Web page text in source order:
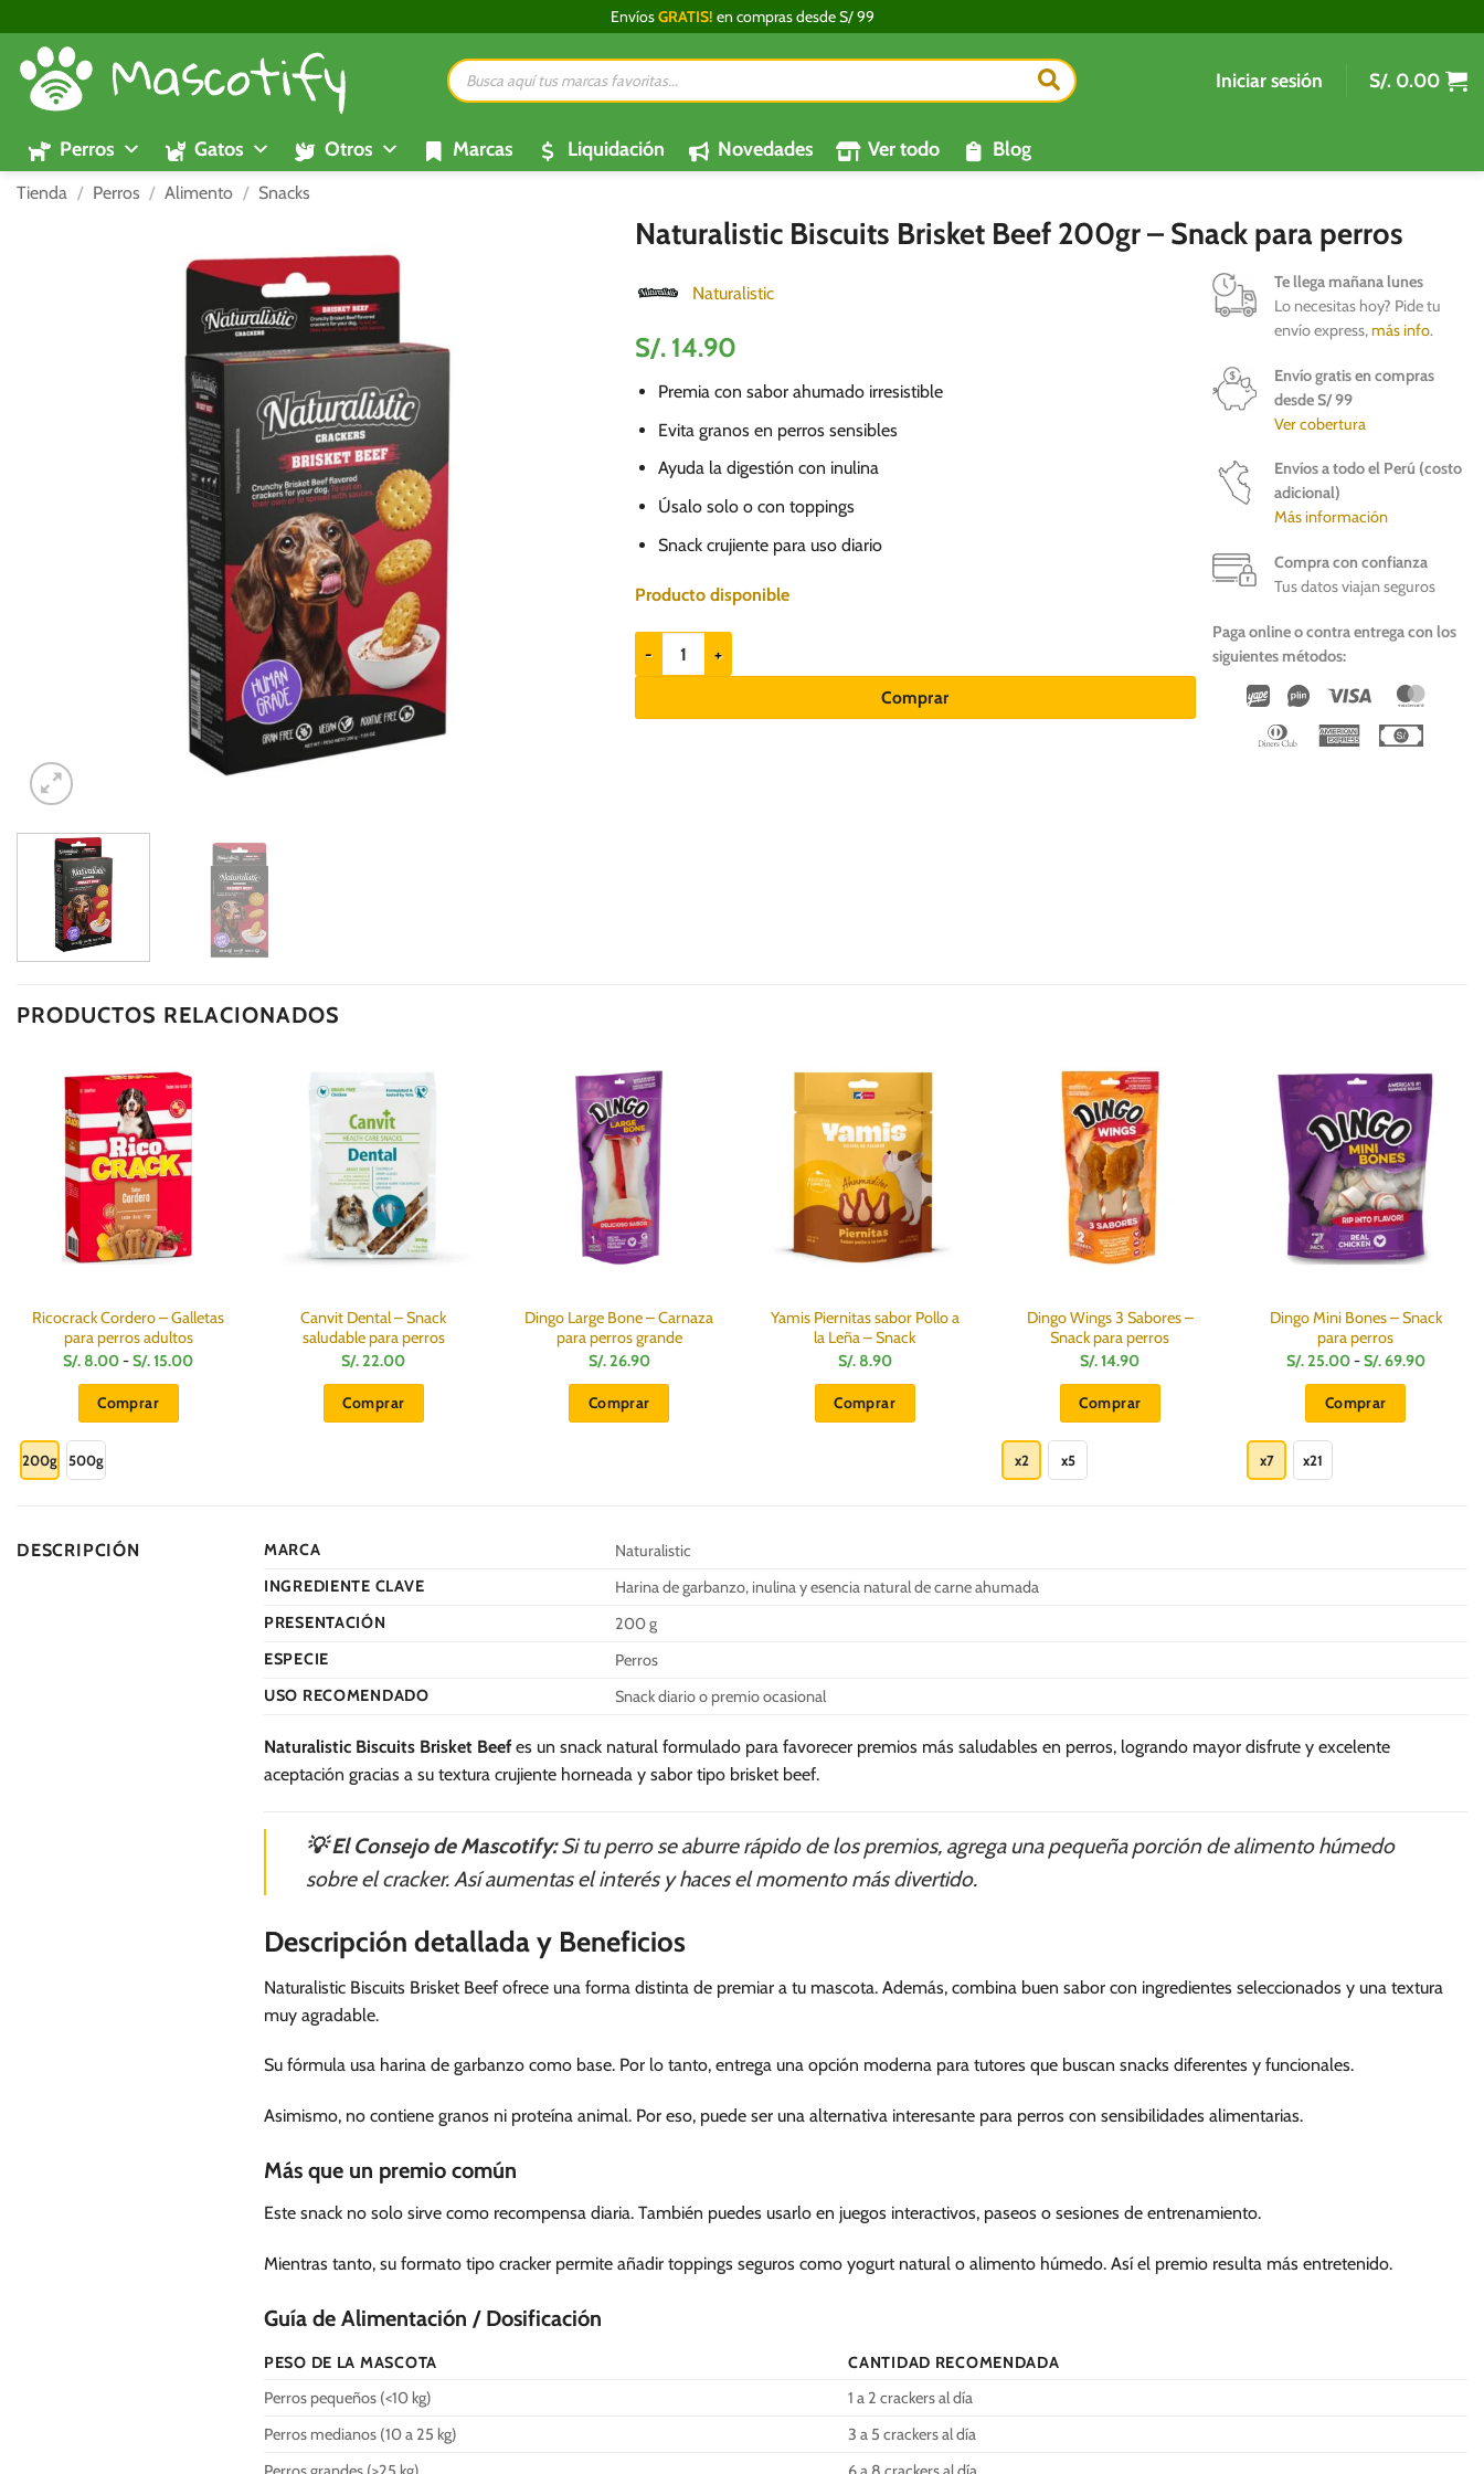
al
contenido
EnvíosGRATIS! en compras desde S/ 99
Búsqueda
de
productos
Iniciar sesión S/. 0.00
Perros Gatos Otros Marcas Liquidación Novedades Ver todo Blog
Tienda / Perros / Alimento / Snacks
Naturalistic Biscuits Brisket Beef 200gr – Snack para perros
Naturalistic
S/. 14.90
Premia con sabor ahumado irresistible
Evita granos en perros sensibles
Ayuda la digestión con inulina
Úsalo solo o con toppings
Snack crujiente para uso diario
Producto disponible
Naturalistic Biscuits Brisket Beef 200gr - Snack para perros cantidad
Comprar
Te llega mañana lunes
Lo necesitas hoy? Pide tu
envío express,más info.
Envío gratis en compras
desde S/ 99
Ver cobertura
Envíos a todo el Perú (costo
adicional)
Más información
Compra con confianza
Tus datos viajan seguros
Paga online o contra entrega con los
siguientes métodos:
Wirecard
Vipps Visa
Dinners
American
PRODUCTOS RELACIONADOS
Ricocrack Cordero – Galletas
para perros adultos
S/.8.00-S/.15.00Rango
Comprar
Las
200g 500g
Canvit Dental – Snack
saludable para perros
S/.22.00
Comprar
Dingo Large Bone – Carnaza
para perros grande
S/.26.90
Comprar
Yamis Piernitas sabor Pollo a
la Leña – Snack
S/.8.90
Comprar
Dingo Wings 3 Sabores –
Snack para perros
S/.14.90
Comprar
página
x2 x5
Dingo Mini Bones – Snack
para perros
S/.25.00-S/.69.90Rango
Comprar
página
x7 x21
DESCRIPCIÓN MARCA
Naturalistic
INGREDIENTE CLAVE
Harina de garbanzo, inulina y esencia natural de carne ahumada
PRESENTACIÓN
200 g
ESPECIE
Perros
USO RECOMENDADO
Snack diario o premio ocasional
Naturalistic Biscuits Brisket Beefes un snack natural formulado para favorecer premios más saludables en perros, logrando mayor disfrute y excelente
aceptación gracias a su textura crujiente horneada y sabor tipo brisket beef.
💡 El Consejo de Mascotify:Si tu perro se aburre rápido de los premios, agrega una pequeña porción de alimento húmedo
sobre el cracker. Así aumentas el interés y haces el momento más divertido.
Descripción detallada y Beneficios
Naturalistic Biscuits Brisket Beef ofrece una forma distinta de premiar a tu mascota. Además, combina buen sabor con ingredientes seleccionados y una textura
muy agradable.
Su fórmula usa harina de garbanzo como base. Por lo tanto, entrega una opción moderna para tutores que buscan snacks diferentes y funcionales.
Asimismo, no contiene granos ni proteína animal. Por eso, puede ser una alternativa interesante para perros con sensibilidades alimentarias.
Más que un premio común
Este snack no solo sirve como recompensa diaria. También puedes usarlo en juegos interactivos, paseos o sesiones de entrenamiento.
Mientras tanto, su formato tipo cracker permite añadir toppings seguros como yogurt natural o alimento húmedo. Así el premio resulta más entretenido.
Guía de Alimentación / Dosificación
PESO DE LA MASCOTA
CANTIDAD RECOMENDADA
Perros pequeños (<10 kg)
1 a 2 crackers al día
Perros medianos (10 a 25 kg)
3 a 5 crackers al día